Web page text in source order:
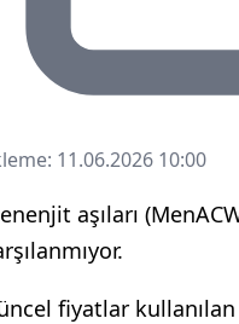
11.06.2026 10:00
aşıları
fiyatlar kullanılan